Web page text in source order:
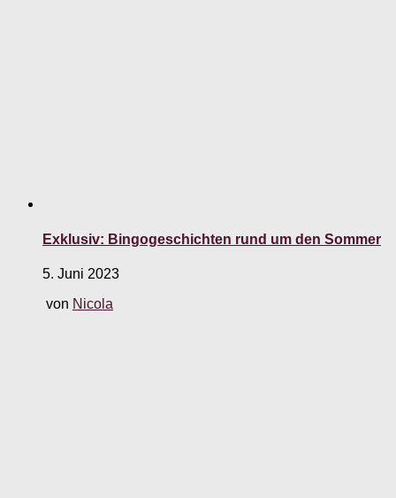
Exklusiv: Bingogeschichten rund um den Sommer
5. Juni 2023
von Nicola